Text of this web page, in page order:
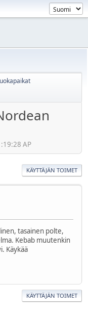
AP
KÄYTTÄJÄN TOIMET
tasainen polte,
Kebab muutenkin
Käykää
KÄYTTÄJÄN TOIMET